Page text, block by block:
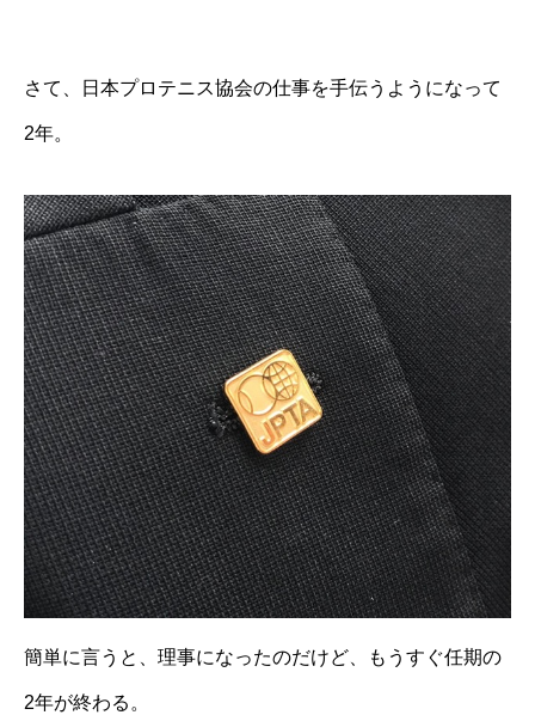
さて、日本プロテニス協会の仕事を手伝うようになって
2年。
簡単に言うと、理事になったのだけど、もうすぐ任期の
2年が終わる。